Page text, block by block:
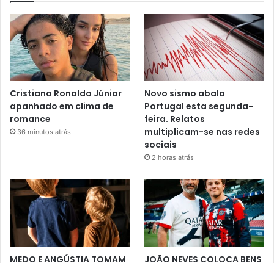
Cristiano Ronaldo Júnior
apanhado em clima de
romance
36 minutos atrás
Novo sismo abala
Portugal esta segunda-
feira. Relatos
multiplicam-se nas redes
sociais
2 horas atrás
MEDO E ANGÚSTIA TOMAM JOÃO NEVES COLOCA BENS